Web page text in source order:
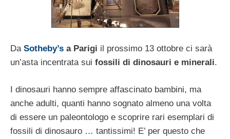
Da Sotheby’s a Parigi il prossimo 13 ottobre ci sarà
un’asta incentrata sui fossili di dinosauri e minerali.
I dinosauri hanno sempre affascinato bambini, ma
anche adulti, quanti hanno sognato almeno una volta
di essere un paleontologo e scoprire rari esemplari di
fossili di dinosauro … tantissimi! E’ per questo che